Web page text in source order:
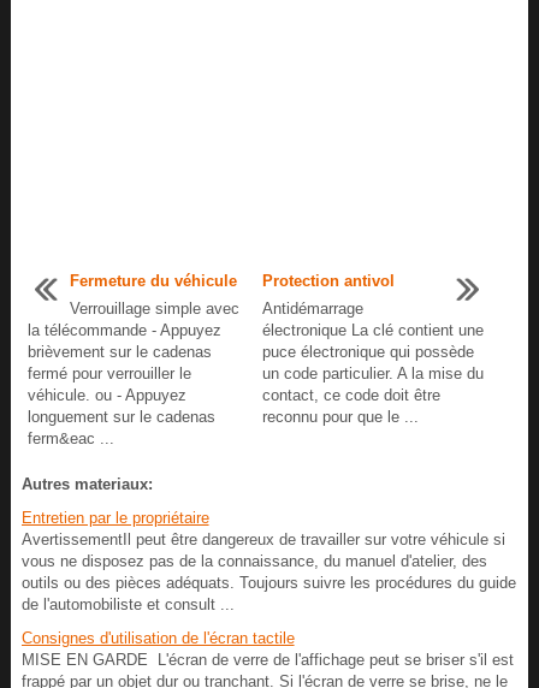
Fermeture du véhicule
Verrouillage simple avec
la télécommande - Appuyez
brièvement sur le cadenas
fermé pour verrouiller le
véhicule. ou - Appuyez
longuement sur le cadenas
ferm&eac ...
Protection antivol
Antidémarrage
électronique La clé contient une
puce électronique qui possède
un code particulier. A la mise du
contact, ce code doit être
reconnu pour que le ...
Autres materiaux:
Entretien par le propriétaire
AvertissementIl peut être dangereux de travailler sur votre véhicule si
vous ne disposez pas de la connaissance, du manuel d'atelier, des
outils ou des pièces adéquats. Toujours suivre les procédures du guide
de l'automobiliste et consult ...
Consignes d'utilisation de l'écran tactile
MISE EN GARDE L'écran de verre de l'affichage peut se briser s'il est
frappé par un objet dur ou tranchant. Si l'écran de verre se brise, ne le